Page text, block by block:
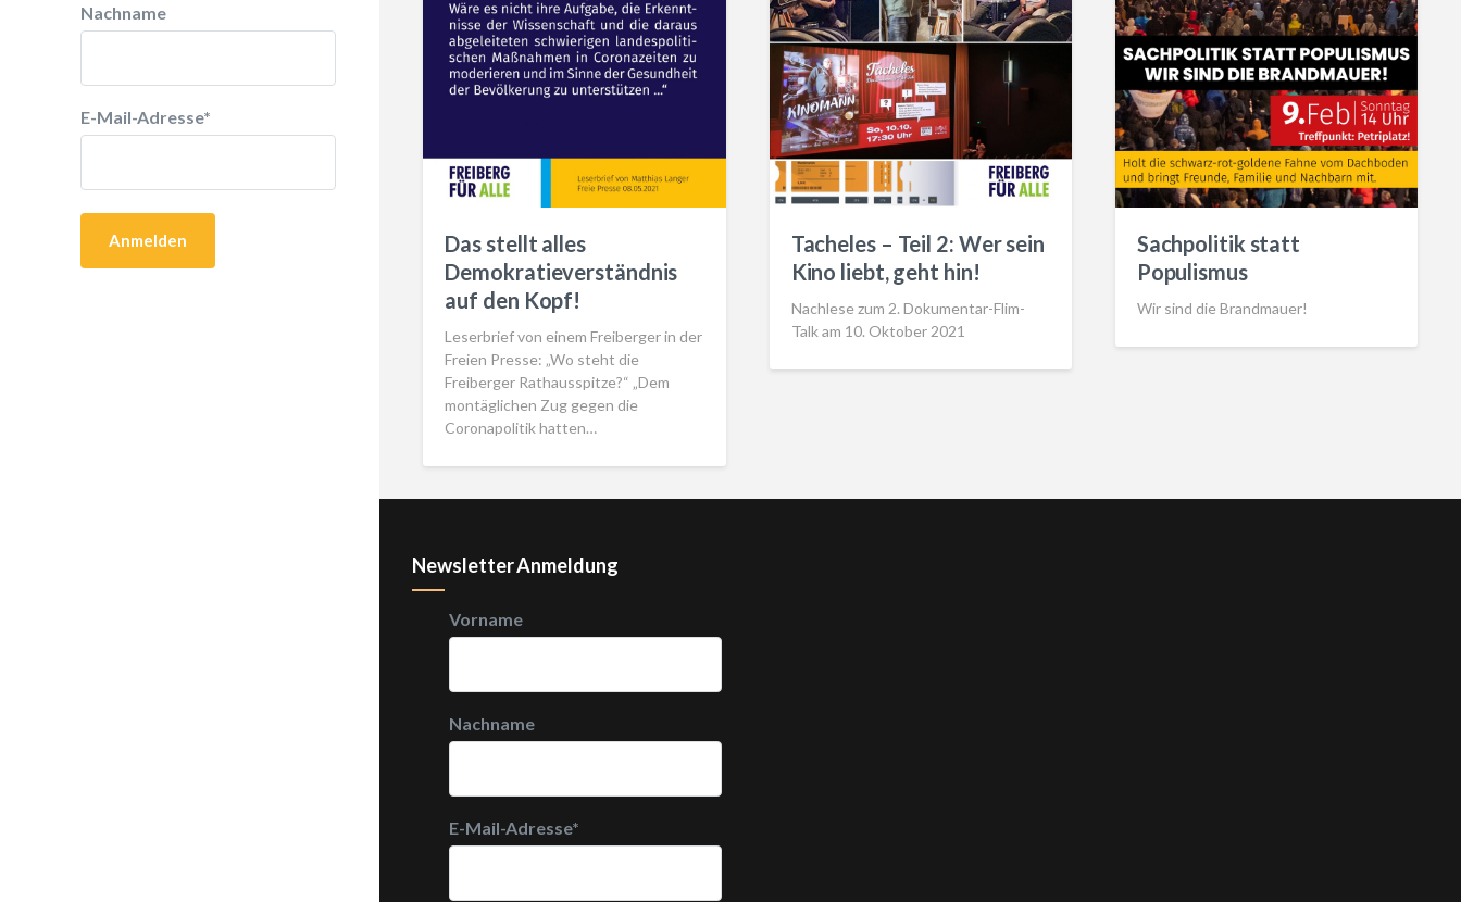
Nachname
E-Mail-Adresse*
Das stellt alles
Demokratieverständnis
auf den Kopf!
Leserbrief von einem Freiberger in der
Freien Presse: „Wo steht die
Freiberger Rathausspitze?“ „Dem
montäglichen Zug gegen die
Coronapolitik hatten…
Tacheles – Teil 2: Wer sein
Kino liebt, geht hin!
Nachlese zum 2. Dokumentar-Flim-
Talk am 10. Oktober 2021
Sachpolitik statt
Populismus
Wir sind die Brandmauer!
Newsletter Anmeldung
Vorname
Nachname
E-Mail-Adresse*